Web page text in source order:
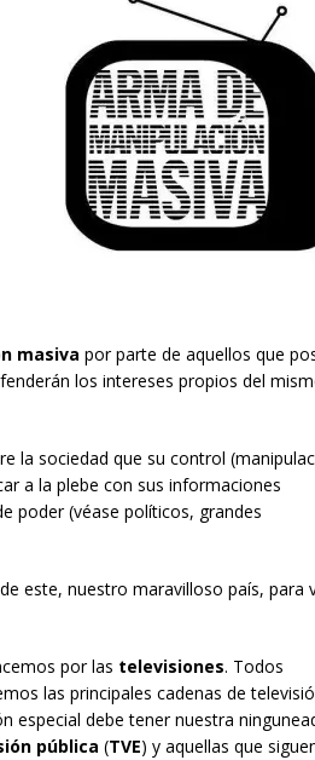
masiva por parte de aquellos que
los intereses propios del
la sociedad que su control
a la plebe con sus informaciones
poder (véase políticos, grandes
este, nuestro maravilloso país, para
por las televisiones. Todos
las principales cadenas de
especial debe tener nuestra
pública (TVE) y aquellas que